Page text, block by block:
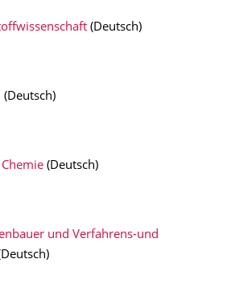
(Deutsch)
(Deutsch)
(Deutsch)
und Verfahrens-und